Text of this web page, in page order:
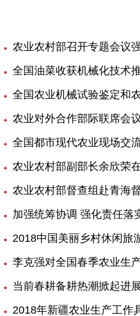
农业农村部召开专题会议
全国油菜收获机械化技术
全国农业机械试验鉴定和
农业对外合作部际联席会
全国都市现代农业现场交
农业农村部副部长余欣荣
农业农村部督查组赴青海
加强统筹协调 强化责任落
2018中国美丽乡村休闲旅
李克强对全国春季农业生
当前春耕备耕热潮掀起进
2018年新疆农业生产工作